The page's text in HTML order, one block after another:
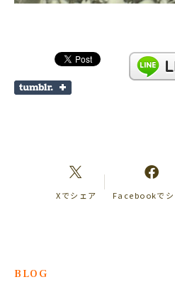
Xでシェア Facebookでシ
BLOG